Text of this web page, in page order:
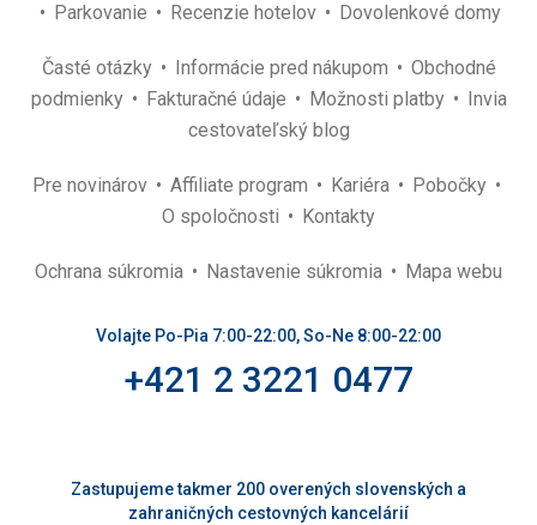
Parkovanie
Recenzie hotelov Dovolenkové domy
Časté otázky Informácie pred nákupom
Obchodné
podmienky
Fakturačné údaje Možnosti platby
Invia
cestovateľský blog
Pre novinárov Affiliate program Kariéra
Pobočky
O spoločnosti
Kontakty
Ochrana súkromia Nastavenie súkromia Mapa webu
Volajte Po-Pia 7:00-22:00, So-Ne 8:00-22:00
+421 2 3221 0477
Zastupujeme takmer 200 overených slovenských a
zahraničných cestovných kancelárií